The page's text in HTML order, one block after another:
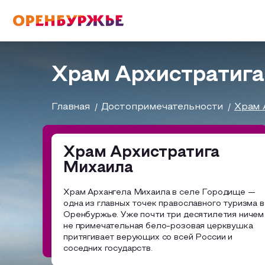
О РЕГИОНЕ
О регионе
Фотобанк
Бузулук и Бузулукский район
Соль-Илецкий район
Саракташский район
МОЙ МАРШРУТ
Маршруты от туроператоров
Промышленный туризм
Пешеходный туризм
Русский(RU)Храм
Главная Достопримечательности Храм
Храм Архистратига
Михаила
Храм Архангела Михаила в селе Городище —
одна из главных точек православного туризма в
Оренбуржье. Уже почти три десятилетия ничем
не примечательная бело-розовая церквушка
притягивает верующих со всей России и
соседних государств.